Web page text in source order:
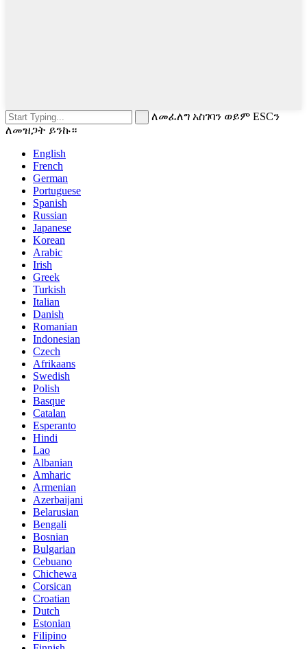
ለመፈለግ አስገባን ወይም ESCን
ለመዝጋት ይንኩ።
English
French
German
Portuguese
Spanish
Russian
Japanese
Korean
Arabic
Irish
Greek
Turkish
Italian
Danish
Romanian
Indonesian
Czech
Afrikaans
Swedish
Polish
Basque
Catalan
Esperanto
Hindi
Lao
Albanian
Amharic
Armenian
Azerbaijani
Belarusian
Bengali
Bosnian
Bulgarian
Cebuano
Chichewa
Corsican
Croatian
Dutch
Estonian
Filipino